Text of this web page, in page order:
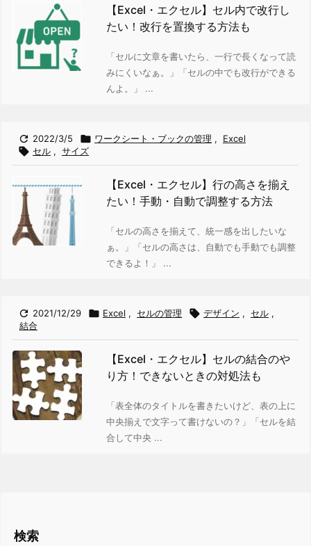
【Excel・エクセル】セル内で改行し
たい！改行を置換する方法も
「セルに文章を書いたら、一行で長くなって読
みにくいなぁ。」
「セルの中でも改行ができる
んよ。」 ...
 2022/3/5  ワークシート・ブックの管理 , Excel
 セル , サイズ
【Excel・エクセル】行の高さを揃え
たい！手動・自動で調整する方法
「セルの高さを揃えて、統一感を出したいな
ぁ。」
「セルの高さは、自動でも手動でも調整
できるよ！」 ...
 2021/12/29  Excel , セルの管理  デザイン , セル ,
結合
【Excel・エクセル】セルの結合のや
り方！できないときの対処法も
「表全体のタイトルを書きたいけど、表の上に
中央揃えで文字って書けないの？」
「セルを結
合して中央 ...
検索